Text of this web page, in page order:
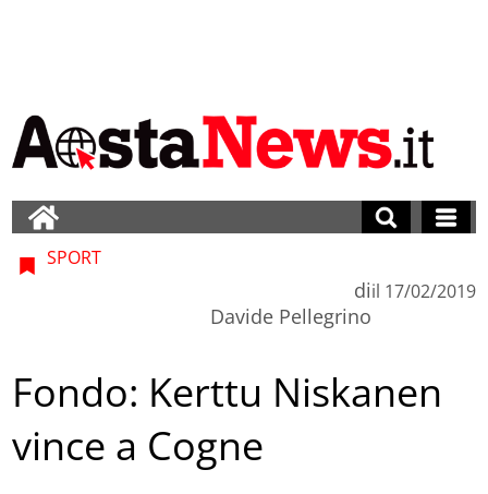
SPORT
di
Davide Pellegrino
il 17/02/2019
Fondo: Kerttu Niskanen
vince a Cogne